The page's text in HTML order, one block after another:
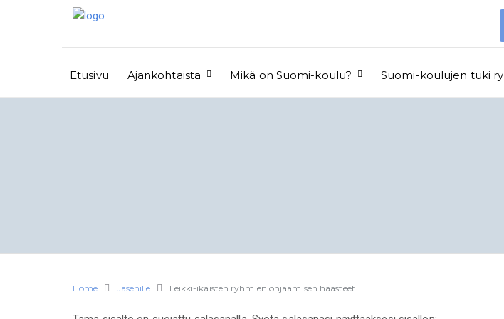
Etusivu Ajankohtaista Mikä on Suomi-koulu? Suomi-koulujen tuki ry
Home Jäsenille Leikki-ikäisten ryhmien ohjaamisen haasteet